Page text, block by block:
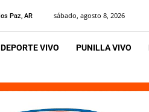
Paz, AR sábado, agosto 8, 2026
DEPORTE VIVO PUNILLA VIVO